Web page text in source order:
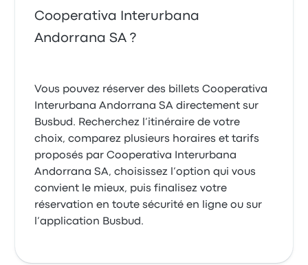
Cooperativa Interurbana
Andorrana SA ?
Vous pouvez réserver des billets Cooperativa
Interurbana Andorrana SA directement sur
Busbud. Recherchez l’itinéraire de votre
choix, comparez plusieurs horaires et tarifs
proposés par Cooperativa Interurbana
Andorrana SA, choisissez l’option qui vous
convient le mieux, puis finalisez votre
réservation en toute sécurité en ligne ou sur
l’application Busbud.